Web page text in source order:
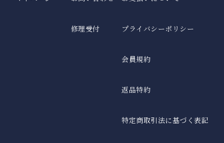
ストール
ネック/アームカバー
普段お使いの眼鏡の上から、サッとかけるだけで紫外線をカット。
修理受付 プライバシーポリシー
会員規約
返品特約
特定商取引法に基づく表記